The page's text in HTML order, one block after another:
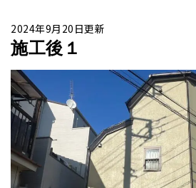
2024年9月20日更新
施工後１